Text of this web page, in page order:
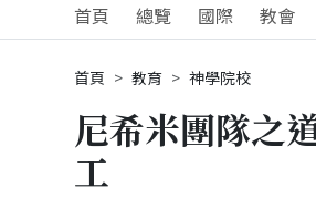
首頁 總覽 國際 教會
首頁 教育 神學院校
尼希米團隊之
工